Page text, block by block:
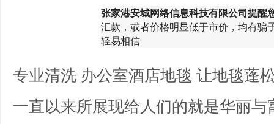
张家港安城网络信息科技有限公司提醒
汇款，或者价格明显低于市价，均有骗
轻易相信
专业清洗 办公室酒店地毯 让地毯蓬
一直以来所展现给人们的就是华丽